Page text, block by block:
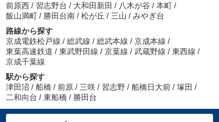
前原西 / 習志野台 / 大和田新田 / 八木が谷 / 本町 /
飯山満町 / 勝田台南 / 松が丘 / 三山 / みやぎ台
路線から探す
京成電鉄松戸線 / 総武線 / 総武本線 / 京成本線 /
東葉高速鉄道 / 東武野田線 / 京葉線 / 武蔵野線 / 東西線 /
京成千葉線
駅から探す
津田沼 / 船橋 / 前原 / 三咲 / 習志野 / 船橋日大前 / 塚田 /
二和向台 / 東船橋 / 勝田台